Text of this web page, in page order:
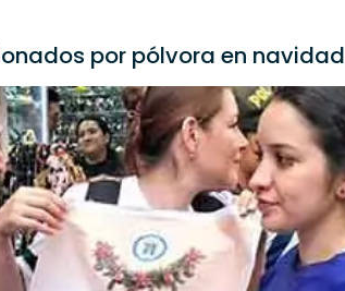
por pólvora en navidad